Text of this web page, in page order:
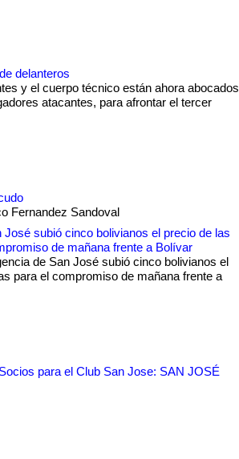
delanteros
y el cuerpo técnico están ahora abocados
atacantes, para afrontar el tercer
Fernandez Sandoval
José subió cinco bolivianos el precio de las
de mañana frente a Bolívar
de San José subió cinco bolivianos el
para el compromiso de mañana frente a
para el Club San Jose: SAN JOSÉ